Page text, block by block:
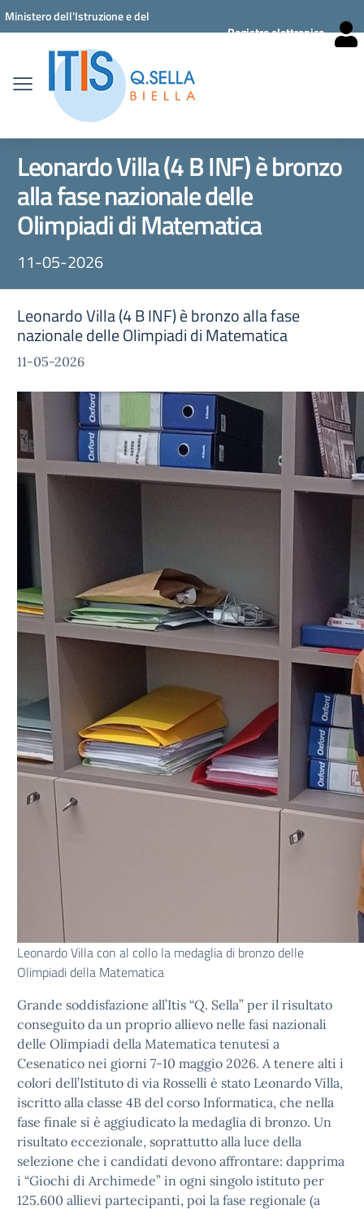
Vai ai contenuti
Vai al menu di navigazione
Vai al footer
Ministero dell'Istruzione e del
Registro elettronico
Leonardo Villa (4 B INF) è bronzo
alla fase nazionale delle
Olimpiadi di Matematica
11-05-2026
Leonardo Villa (4 B INF) è bronzo alla fase
nazionale delle Olimpiadi di Matematica
11-05-2026
Leonardo Villa con al collo la medaglia di bronzo delle
Olimpiadi della Matematica
Grande soddisfazione all’Itis “Q. Sella” per il risultato
conseguito da un proprio allievo nelle fasi nazionali
delle Olimpiadi della Matematica tenutesi a
Cesenatico nei giorni 7-10 maggio 2026. A tenere alti i
colori dell’Istituto di via Rosselli è stato Leonardo Villa,
iscritto alla classe 4B del corso Informatica, che nella
fase finale si è aggiudicato la medaglia di bronzo. Un
risultato eccezionale, soprattutto alla luce della
selezione che i candidati devono affrontare: dapprima
i “Giochi di Archimede” in ogni singolo istituto per
125.600 allievi partecipanti, poi la fase regionale (a